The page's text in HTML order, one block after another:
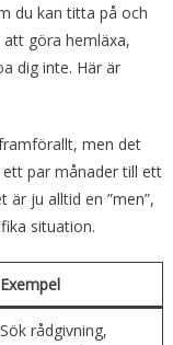
du kan titta på och
göra hemläxa,
dig inte. Här är
men det
par månader till ett
ju alltid en ”men”,
situation.
Exempel
Sök rådgivning,